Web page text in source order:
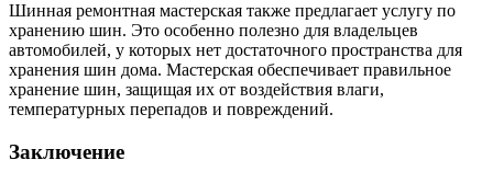
Шинная ремонтная мастерская также предлагает услугу по
хранению шин. Это особенно полезно для владельцев
автомобилей, у которых нет достаточного пространства для
хранения шин дома. Мастерская обеспечивает правильное
хранение шин, защищая их от воздействия влаги,
температурных перепадов и повреждений.
Заключение